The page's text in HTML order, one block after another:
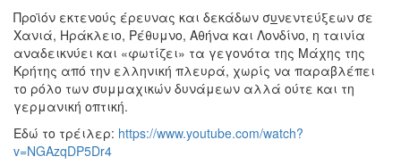
Προϊόν εκτενούς έρευνας και δεκάδων συνεντεύξεων σε
Χανιά, Ηράκλειο, Ρέθυμνο, Αθήνα και Λονδίνο, η ταινία
αναδεικνύει και «φωτίζει» τα γεγονότα της Μάχης της
Κρήτης από την ελληνική πλευρά, χωρίς να παραβλέπει
το ρόλο των συμμαχικών δυνάμεων αλλά ούτε και τη
γερμανική οπτική.
Εδώ το τρέιλερ: https://www.youtube.com/watch?
v=NGAzqDP5Dr4